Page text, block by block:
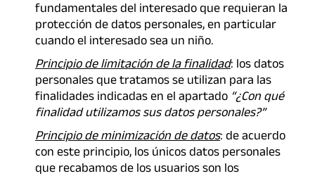
fundamentales del interesado que requieran la
protección de datos personales, en particular
cuando el interesado sea un niño.
Principio de limitación de la finalidad: los datos
personales que tratamos se utilizan para las
finalidades indicadas en el apartado “¿Con qué
finalidad utilizamos sus datos personales?”
Principio de minimización de datos: de acuerdo
con este principio, los únicos datos personales
que recabamos de los usuarios son los